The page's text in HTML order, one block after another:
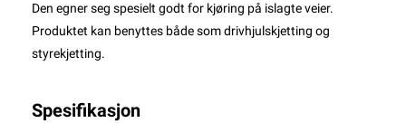
Den egner seg spesielt godt for kjøring på islagte veier.
Produktet kan benyttes både som drivhjulskjetting og
styrekjetting.
Spesifikasjon